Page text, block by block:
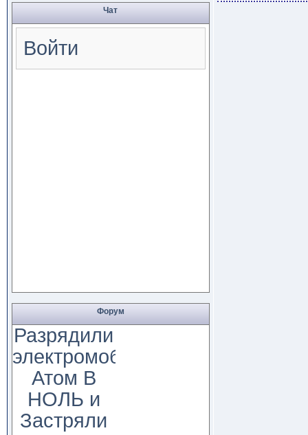
Чат
Войти
Форум
Разрядили
электромобиль
Атом В
НОЛЬ и
Застряли